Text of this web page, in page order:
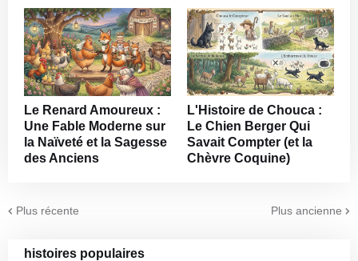
Le Renard Amoureux :
Une Fable Moderne sur
la Naïveté et la Sagesse
des Anciens
L'Histoire de Chouca :
Le Chien Berger Qui
Savait Compter (et la
Chèvre Coquine)
Plus récente Plus ancienne
histoires populaires